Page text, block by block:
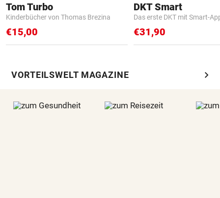
Tom Turbo
Kinderbücher von Thomas Brezina
€15,00
DKT Smart
Das erste DKT mit Smart-
€31,90
VORTEILSWELT MAGAZINE chevron_right